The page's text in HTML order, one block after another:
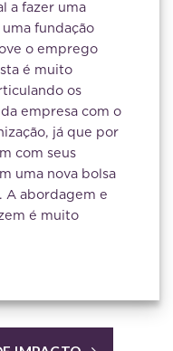
a fazer uma
fundação
o emprego
é muito
os
empresa com o
já que por
com seus
uma nova bolsa
A abordagem e
é muito